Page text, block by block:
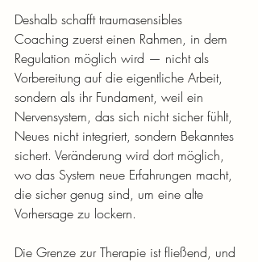
Deshalb schafft traumasensibles
Coaching zuerst einen Rahmen, in dem
Regulation möglich wird — nicht als
Vorbereitung auf die eigentliche Arbeit,
sondern als ihr Fundament, weil ein
Nervensystem, das sich nicht sicher fühlt,
Neues nicht integriert, sondern Bekanntes
sichert. Veränderung wird dort möglich,
wo das System neue Erfahrungen macht,
die sicher genug sind, um eine alte
Vorhersage zu lockern.
Die Grenze zur Therapie ist fließend, und